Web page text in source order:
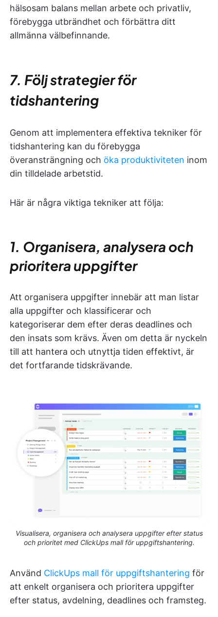
hälsosam balans mellan arbete och privatliv,
förebygga utbrändhet och förbättra ditt
allmänna välbefinnande.
7. Följ strategier för
tidshantering
Genom att implementera effektiva tekniker för
tidshantering kan du förebygga
överansträngning och öka produktiviteten inom
din tilldelade arbetstid.
Här är några viktiga tekniker att följa:
1. Organisera, analysera och
prioritera uppgifter
Att organisera uppgifter innebär att man listar
alla uppgifter och klassificerar och
kategoriserar dem efter deras deadlines och
den insats som krävs. Även om detta är nyckeln
till att hantera och utnyttja tiden effektivt, är
det fortfarande tidskrävande.
Visualisera, organisera och analysera uppgifter efter status
och prioritet med ClickUps mall för uppgiftshantering.
Använd ClickUps mall för uppgiftshantering för
att enkelt organisera och prioritera uppgifter
efter status, avdelning, deadlines och framsteg.